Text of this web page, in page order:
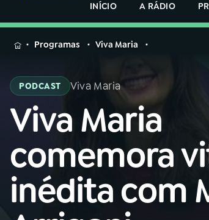
INÍCIO
A RÁDIO
MENU
Buscar
na
Rádio
Nacional
01INÍCIO
na
Rádio
Nacional
Programas Viva Maria
PODCAST Viva Maria
Viva Maria
comemora
inédita com